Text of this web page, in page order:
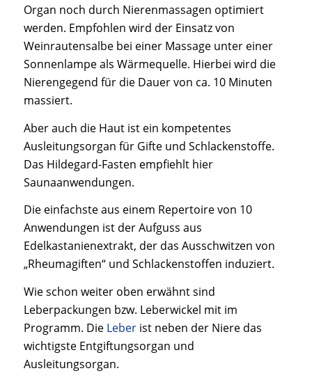
Organ noch durch Nierenmassagen optimiert
werden. Empfohlen wird der Einsatz von
Weinrautensalbe bei einer Massage unter einer
Sonnenlampe als Wärmequelle. Hierbei wird die
Nierengegend für die Dauer von ca. 10 Minuten
massiert.
Aber auch die Haut ist ein kompetentes
Ausleitungsorgan für Gifte und Schlackenstoffe.
Das Hildegard-Fasten empfiehlt hier
Saunaanwendungen.
Die einfachste aus einem Repertoire von 10
Anwendungen ist der Aufguss aus
Edelkastanienextrakt, der das Ausschwitzen von
„Rheumagiften“ und Schlackenstoffen induziert.
Wie schon weiter oben erwähnt sind
Leberpackungen bzw. Leberwickel mit im
Programm. Die Leberist neben der Niere das
wichtigste Entgiftungsorgan und
Ausleitungsorgan.